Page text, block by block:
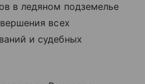
в ледяном подземелье
всех
и судебных